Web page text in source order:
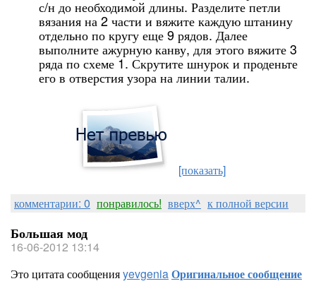
с/н до необходимой длины. Разделите петли
вязания на 2 части и вяжите каждую штанину
отдельно по кругу еще 9 рядов. Далее
выполните ажурную канву, для этого вяжите 3
ряда по схеме 1. Скрутите шнурок и проденьте
его в отверстия узора на линии талии.
[показать]
комментарии: 0 понравилось! вверх^ к полной версии
Большая мод
16-06-2012 13:14
Это цитата сообщенияyevgeniaОригинальное сообщение